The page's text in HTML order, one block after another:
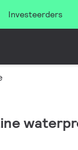
Investeerders